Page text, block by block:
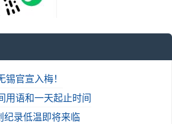
官宣入梅！
用语和一天起止时间
纪录低温即将来临